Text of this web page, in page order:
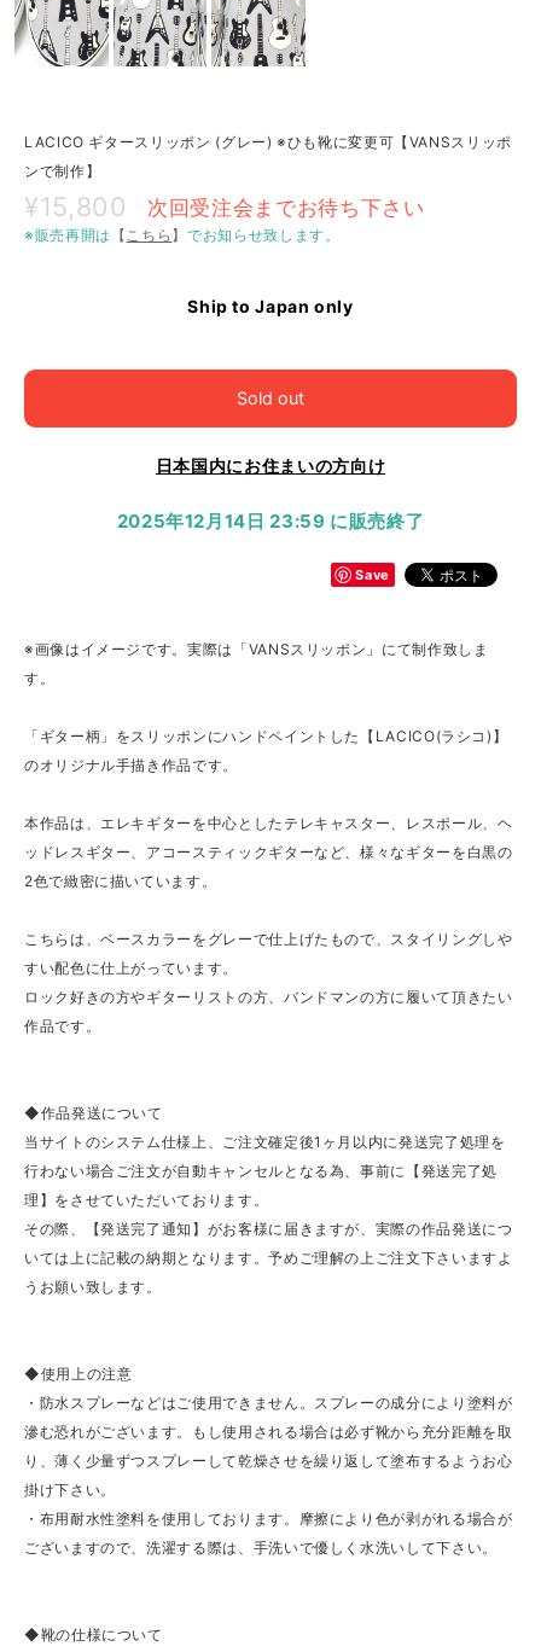
LACICO ギタースリッポン (グレー) ※ひも靴に変更可【VANSスリッポ
ンで制作】
¥15,800 次回受注会までお待ち下さい
※販売再開は 【こちら 】でお知らせ致します。
Ship to Japan only
Sold out
日本国内にお住まいの方向け
2025年12月14日 23:59 に販売終了
Save
※画像はイメージです。実際は「VANSスリッポン」にて制作致しま
す。
「ギター柄」をスリッポンにハンドペイントした【LACICO(ラシコ)】
のオリジナル手描き作品です。
本作品は、エレキギターを中心としたテレキャスター、レスポール、ヘ
ッドレスギター、アコースティックギターなど、様々なギターを白黒の
2色で緻密に描いています。
こちらは、ベースカラーをグレーで仕上げたもので、スタイリングしや
すい配色に仕上がっています。
ロック好きの方やギターリストの方、バンドマンの方に履いて頂きたい
作品です。
◆作品発送について
当サイトのシステム仕様上、ご注文確定後1ヶ月以内に発送完了処理を
行わない場合ご注文が自動キャンセルとなる為、事前に【発送完了処
理】をさせていただいております。
その際、【発送完了通知】がお客様に届きますが、実際の作品発送につ
いては上に記載の納期となります。予めご理解の上ご注文下さいますよ
うお願い致します。
◆使用上の注意
・防水スプレーなどはご使用できません。スプレーの成分により塗料が
滲む恐れがございます。もし使用される場合は必ず靴から充分距離を取
り、薄く少量ずつスプレーして乾燥させを繰り返して塗布するようお心
掛け下さい。
・布用耐水性塗料を使用しております。摩擦により色が剥がれる場合が
ございますので、洗濯する際は、手洗いで優しく水洗いして下さい。
◆靴の仕様について